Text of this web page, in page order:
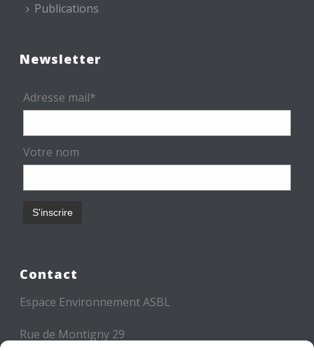
Publications
Newsletter
Adresse mail*
Votre nom
Contact
Espace Environnement ASBL
Rue de Montigny 29